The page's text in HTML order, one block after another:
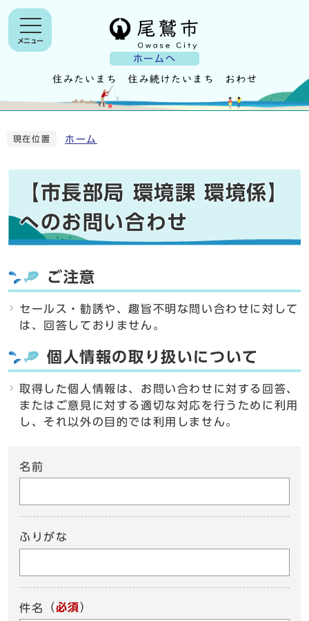
ホームへ
メニュー
現在位置 ホーム
【市長部局 環境課 環境係】
へのお問い合わせ
ご注意
セールス・勧誘や、趣旨不明な問い合わせに対して
は、回答しておりません。
個人情報の取り扱いについて
取得した個人情報は、お問い合わせに対する回答、
またはご意見に対する適切な対応を行うために利用
し、それ以外の目的では利用しません。
名前
ふりがな
件名 （必須）